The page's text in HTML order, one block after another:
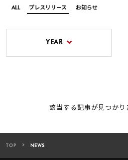
ALL プレスリリース お知らせ
YEAR
該当する記事が見つかり
TOP NEWS